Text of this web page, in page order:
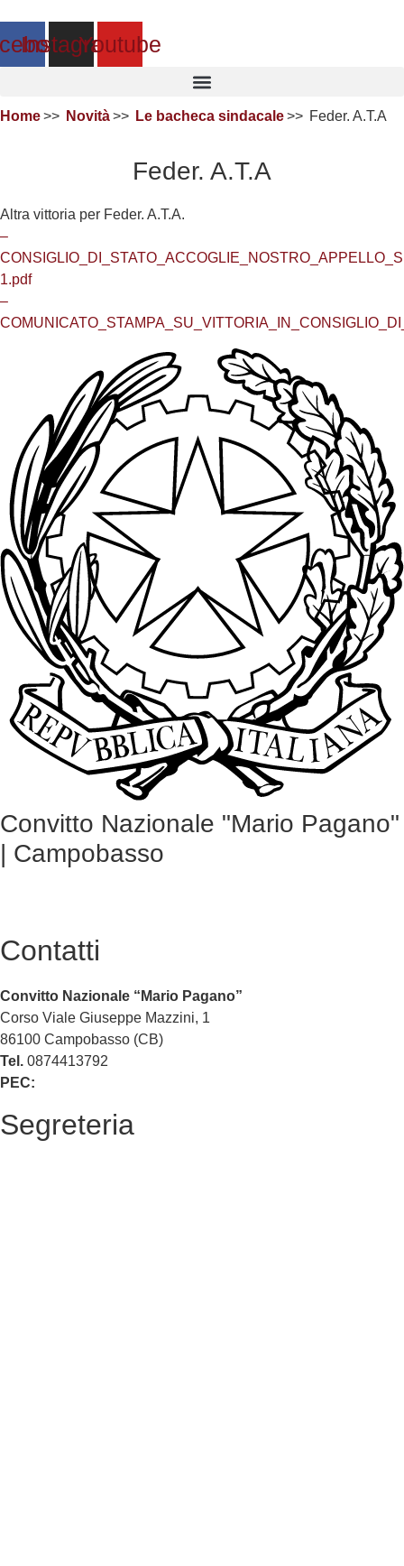
Instagram
Youtube
Home Novità Le bacheca sindacale Feder. A.T.A
Feder. A.T.A
Altra vittoria per Feder. A.T.A.
–
1.pdf
–
Convitto Nazionale "Mario Pagano"
| Campobasso
Contatti
Convitto Nazionale “Mario Pagano”
Corso Viale Giuseppe Mazzini, 1
86100 Campobasso (CB)
Tel. 0874413792
PEC:
Segreteria